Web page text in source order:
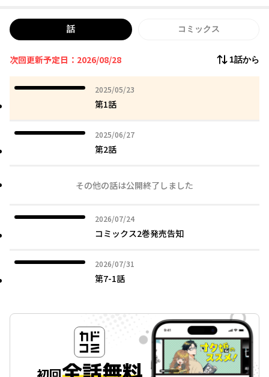
話 コミックス
次回更新予定日：2026/08/28 1話から
2025/05/23
2025年05月23日
第1話
2025/06/27
2025年06月27日
第2話
その他の話は公開終了しました
2026/07/24
2026年07月24日
コミックス2巻発売告知
2026/07/31
2026年07月31日
第7-1話